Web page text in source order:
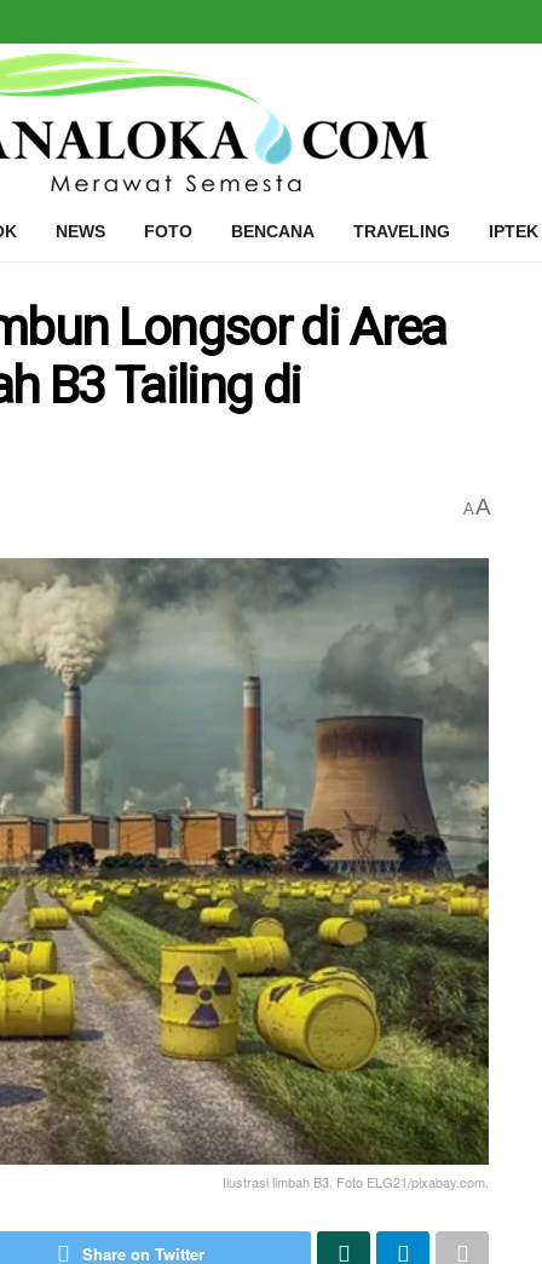
NEWS FOTO BENCANA TRAVELING IPTEK
Longsor di Area
B3 Tailing di
AA
Ilustrasi limbah B3. Foto ELG21/pixabay.com.
Share on Twitter